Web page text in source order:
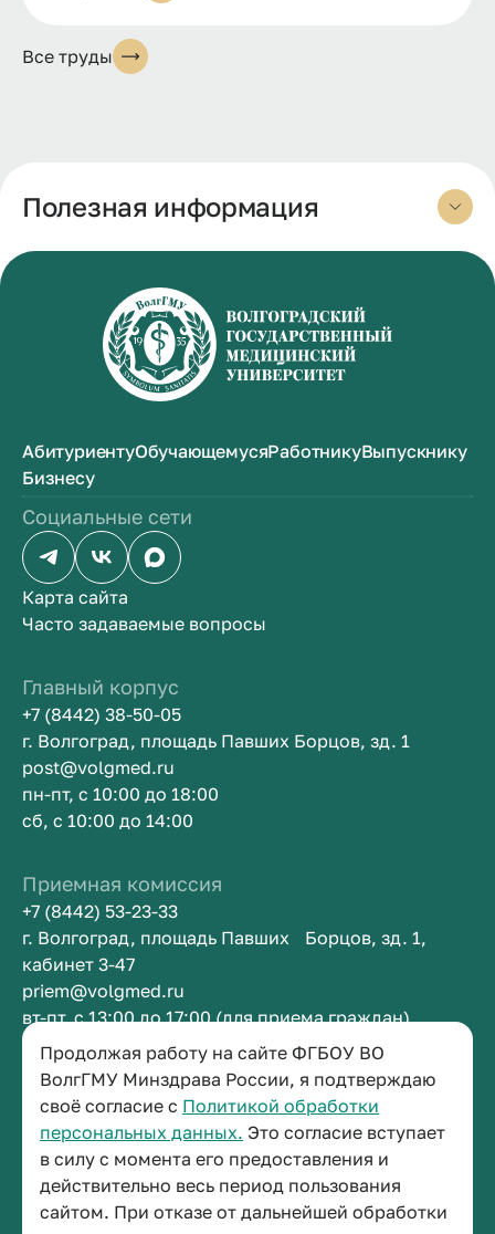
Продолжая работу на сайте ФГБОУ ВО
ВолгГМУ Минздрава России, я подтверждаю
своё согласие с Политикой обработки
персональных данных. Это согласие вступает
в силу с момента его предоставления и
действительно весь период пользования
сайтом. При отказе от дальнейшей обработки
Все труды
Полезная информация
АбитуриентуОбучающемусяРаботникуВыпускнику
Бизнесу
Социальные сети
Карта сайта
Часто задаваемые вопросы
Главный корпус
+7 (8442) 38-50-05
г. Волгоград, площадь Павших Борцов, зд. 1
post@volgmed.ru
пн-пт, с 10:00 до 18:00
сб, с 10:00 до 14:00
Приемная комиссия
+7 (8442) 53-23-33
г. Волгоград, площадь Павших Борцов, зд. 1,
кабинет 3-47
priem@volgmed.ru
вт-пт, с 13:00 до 17:00 (для приема граждан)
Приемная ректора
+7 (8442) 38-50-05
г. Волгоград, площадь Павших Борцов, зд. 1,
кабинет 3-11
post@volgmed.ru
пн-пт, с 08.30 до 17.00 (перерыв с 12.30 до 13.00)